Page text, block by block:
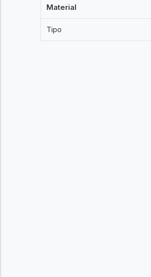
Material
Tipo